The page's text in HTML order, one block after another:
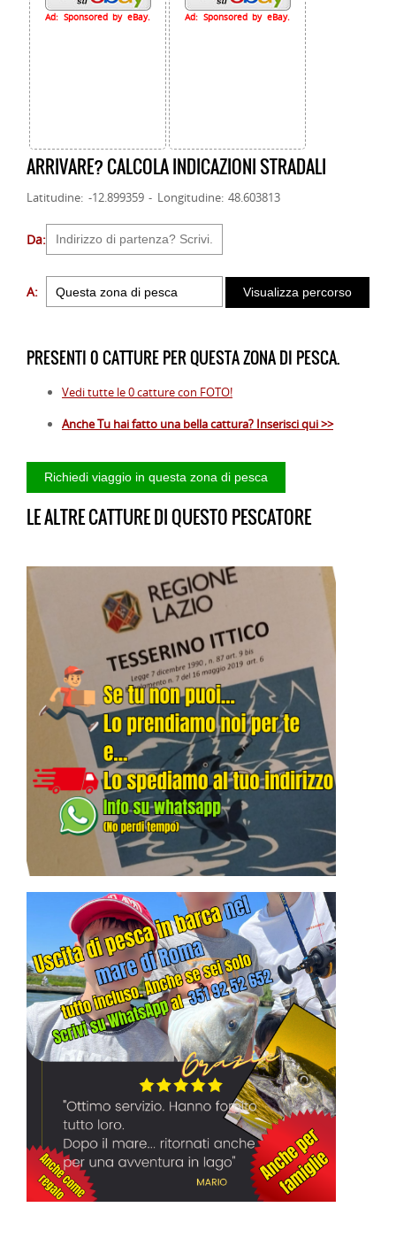
Ad: Sponsored by eBay. Ad: Sponsored by eBay.
ARRIVARE? CALCOLA INDICAZIONI STRADALI
Latitudine: -12.899359 - Longitudine: 48.603813
Da:
A:
PRESENTI 0 CATTURE PER QUESTA ZONA DI PESCA.
Vedi tutte le 0 catture con FOTO!
Anche Tu hai fatto una bella cattura? Inserisci qui >>
LE ALTRE CATTURE DI QUESTO PESCATORE